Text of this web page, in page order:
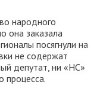
народного
она заказала
посягнули на
не содержат
депутат, ни «НС»
процесса.